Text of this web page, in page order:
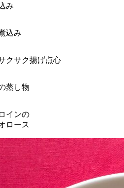
み
込み
クサク揚げ点心
蒸し物
インの
ロース